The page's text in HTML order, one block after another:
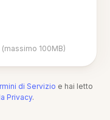
100MB)
di Servizio e hai letto
Privacy.